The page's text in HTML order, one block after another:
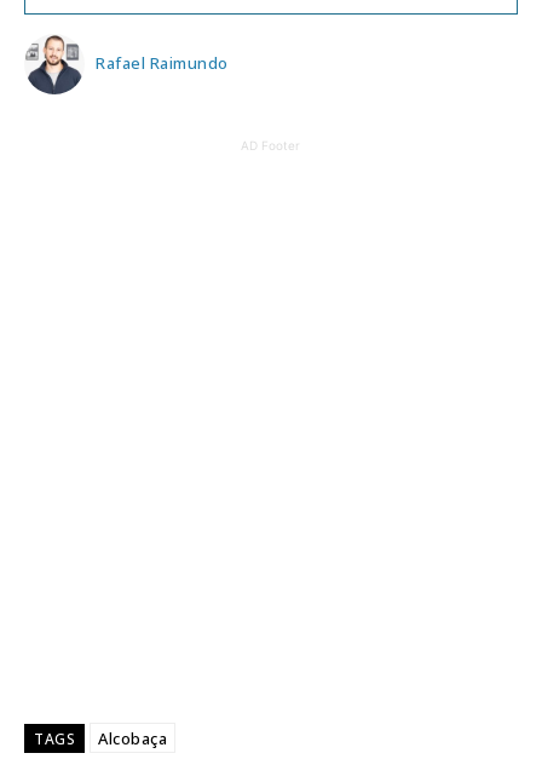
Rafael Raimundo
AD Footer
TAGS Alcobaça